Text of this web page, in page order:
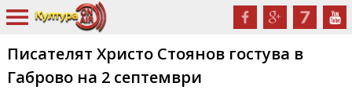
Писателят Христо Стоянов гостува в
Габрово на 2 септември